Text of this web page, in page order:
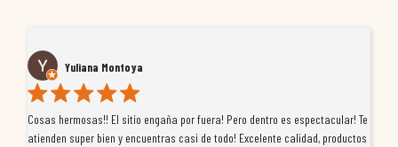
Yuliana Montoya
Cosas hermosas!! El sitio engaña por fuera! Pero dentro es espectacular! Te
atienden super bien y encuentras casi de todo! Excelente calidad, productos